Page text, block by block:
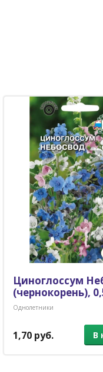
Циноглоссум
(чернокорень),
Однолетники
1,70 руб. В